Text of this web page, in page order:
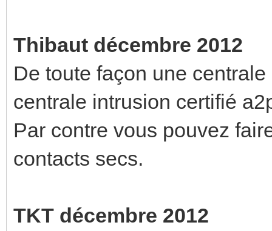
Thibaut décembre 2012
De toute façon une
centrale intrusion certifié
Par contre vous pouvez
contacts secs.
TKT décembre 2012